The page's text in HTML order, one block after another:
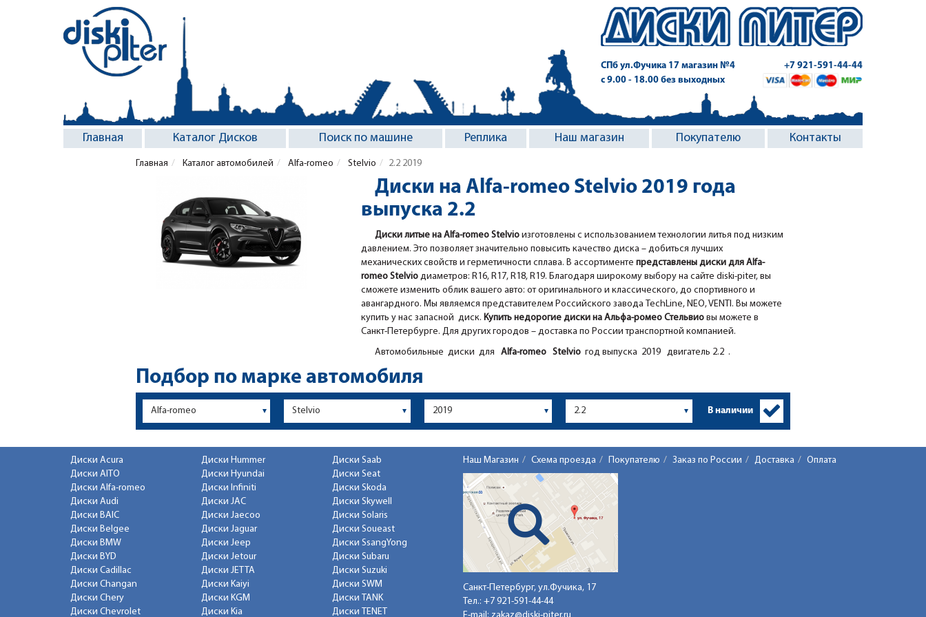
СПб ул.Фучика 17магазин №4
+7 921-591-44-44
с 9.00 - 18.00 без выходных
Главная Каталог Дисков Поиск по машине Реплика Наш магазин Покупателю Контакты
Главная Каталог автомобилей Alfa-romeo Stelvio 2.2 2019
Диски на Alfa-romeo Stelvio 2019 года
выпуска 2.2
Диски литые на Alfa-romeo Stelvioизготовлены с использованием технологии литья под низким
давлением. Это позволяет значительно повысить качество диска – добиться лучших
механических свойств и герметичности сплава. В ассортименте представлены диски для Alfa-
romeo Stelvioдиаметров: R16, R17, R18, R19. Благодаря широкому выбору на сайте diski-piter, вы
сможете изменить облик вашего авто: от оригинального и классического, до спортивного и
авангардного. Мы являемся представителем Российского завода TechLine, NEO, VENTI. Вы можете
купить у нас запасной диск. Купить недорогие диски на Альфа-ромео Стельвиовы можете в
Санкт-Петербурге. Для других городов – доставка по России транспортной компанией.
Автомобильные диски для
Alfa-romeo Stelvioгод выпуска 2019 двигатель 2.2 .
Подбор по марке автомобиля
В наличии
Диски Acura
Диски AITO
Диски Alfa-romeo
Диски Audi
Диски BAIC
Диски Belgee
Диски BMW
Диски BYD
Диски Cadillac
Диски Changan
Диски Chery
Диски Chevrolet
Диски Hummer
Диски Hyundai
Диски Infiniti
Диски JAC
Диски Jaecoo
Диски Jaguar
Диски Jeep
Диски Jetour
Диски JETTA
Диски Kaiyi
Диски KGM
Диски Kia
Диски Saab
Диски Seat
Диски Skoda
Диски Skywell
Диски Solaris
Диски Soueast
Диски SsangYong
Диски Subaru
Диски Suzuki
Диски SWM
Диски TANK
Диски TENET
Наш Магазин Схема проезда Покупателю Заказ по России Доставка Оплата
Санкт-Петербург, ул.Фучика, 17
Тел.: +7 921-591-44-44